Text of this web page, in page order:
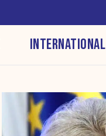
INTERNATIONAL